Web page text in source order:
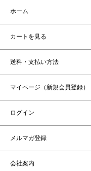
ホーム
カートを見る
送料・支払い方法
マイページ（新規会員登録）
ログイン
メルマガ登録
会社案内